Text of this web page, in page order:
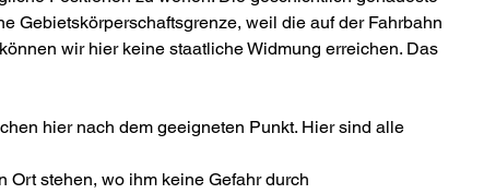
Gebietskörperschaftsgrenze, weil die auf der Fahrbahn
wir hier keine staatliche Widmung erreichen. Das
hier nach dem geeigneten Punkt. Hier sind alle
stehen, wo ihm keine Gefahr durch